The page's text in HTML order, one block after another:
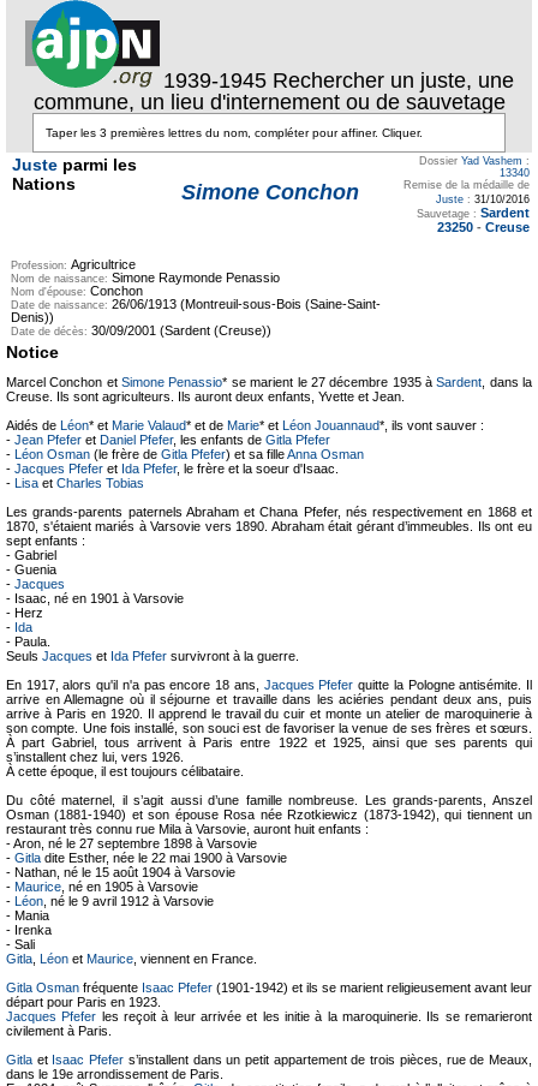
1939-1945 Rechercher un juste, une
commune, un lieu d'internement ou de sauvetage
Juste parmi les
Nations
Simone Conchon
Dossier Yad Vashem :
13340
Remise de la médaille de
Juste : 31/10/2016
Sauvetage : Sardent
23250 - Creuse
Profession: Agricultrice
Nom de naissance: Simone Raymonde Penassio
Nom d'épouse: Conchon
Date de naissance: 26/06/1913 (Montreuil-sous-Bois (Saine-Saint-
Denis))
Date de décès: 30/09/2001 (Sardent (Creuse))
Notice
Marcel Conchon etSimone Penassio* se marient le 27 décembre 1935 àSardent , dans la
Creuse. Ils sont agriculteurs. Ils auront deux enfants, Yvette et Jean.
Aidés de Léon* et Marie Valaud* et de Marie* et Léon Jouannaud*, ils vont sauver :
- Jean Pfefer et Daniel Pfefer, les enfants de Gitla Pfefer
- Léon Osman (le frère de Gitla Pfefer) et sa filleAnna Osman
- Jacques Pfefer et Ida Pfefer, le frère et la soeur d'Isaac.
- Lisa et Charles Tobias
Les grands-parents paternels Abraham et Chana Pfefer, nés respectivement en 1868 et
1870, s'étaient mariés à Varsovie vers 1890. Abraham était gérant d’immeubles. Ils ont eu
sept enfants :
- Gabriel
- Guenia
- Jacques
- Isaac, né en 1901 à Varsovie
- Herz
- Ida
- Paula.
Seuls Jacques et Ida Pfefer survivront à la guerre.
En 1917, alors qu'il n'a pas encore 18 ans, Jacques Pfefer quitte la Pologne antisémite. Il
arrive en Allemagne où il séjourne et travaille dans les aciéries pendant deux ans, puis
arrive à Paris en 1920. Il apprend le travail du cuir et monte un atelier de maroquinerie à
son compte. Une fois installé, son souci est de favoriser la venue de ses frères et sœurs.
À part Gabriel, tous arrivent à Paris entre 1922 et 1925, ainsi que ses parents qui
s’installent chez lui, vers 1926.
À cette époque, il est toujours célibataire.
Du côté maternel, il s’agit aussi d’une famille nombreuse. Les grands-parents, Anszel
Osman (1881-1940) et son épouse Rosa née Rzotkiewicz (1873-1942), qui tiennent un
restaurant très connu rue Mila à Varsovie, auront huit enfants :
- Aron, né le 27 septembre 1898 à Varsovie
- Gitla dite Esther, née le 22 mai 1900 à Varsovie
- Nathan, né le 15 août 1904 à Varsovie
- Maurice , né en 1905 à Varsovie
- Léon , né le 9 avril 1912 à Varsovie
- Mania
- Irenka
- Sali
Gitla Léon et Maurice , viennent en France.
Gitla Osman fréquente Isaac Pfefer (1901-1942) et ils se marient religieusement avant leur
départ pour Paris en 1923.
Jacques Pfefer les reçoit à leur arrivée et les initie à la maroquinerie. Ils se remarieront
civilement à Paris.
Gitla et Isaac Pfefer s’installent dans un petit appartement de trois pièces, rue de Meaux,
dans le 19e arrondissement de Paris.